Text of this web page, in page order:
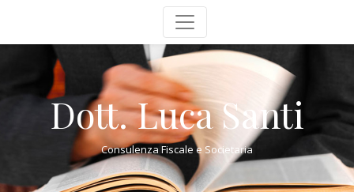
Dott. Luca Santi
Consulenza Fiscale e Societaria